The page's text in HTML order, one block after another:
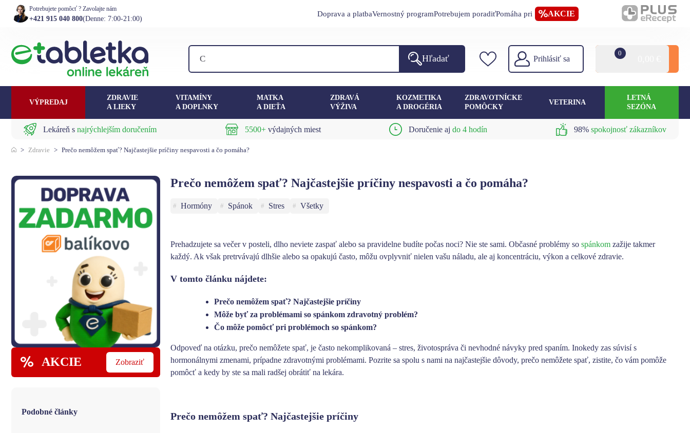
Potrebujete pomôcť ? Zavolajte nám
+421 915 040 800(Denne: 7:00-21:00)
Doprava a platbaVernostný programPotrebujem poradiťPomáha pri AKCIE
Hľadať Prihlásiť sa
0
VÝPREDAJ
ZDRAVIE
A LIEKY
VITAMÍNY
A DOPLNKY
MATKA
A DIEŤA
ZDRAVÁ
VÝŽIVA
KOZMETIKA
A DROGÉRIA
ZDRAVOTNÍCKE
POMÔCKY
VETERINA
LETNÁ
SEZÓNA
Lekáreň snajrýchlejším doručením 5500+výdajných miest Doručenie ajdo 4 hodín 98% spokojnosť zákazníkov
> Zdravie > Prečo nemôžem spať? Najčastejšie príčiny nespavosti a čo pomáha?
Prečo nemôžem spať? Najčastejšie príčiny nespavosti a čo pomáha?
Hormóny Spánok Stres Všetky
Prehadzujete sa večer v posteli, dlho neviete zaspať alebo sa pravidelne budíte počas noci? Nie ste sami. Občasné problémy so spánkom zažije takmer
každý. Ak však pretrvávajú dlhšie alebo sa opakujú často, môžu ovplyvniť nielen vašu náladu, ale aj koncentráciu, výkon a celkové zdravie.
V tomto článku nájdete:
Prečo nemôžem spať? Najčastejšie príčiny
Môže byť za problémami so spánkom zdravotný problém?
Čo môže pomôcť pri problémoch so spánkom?
Odpoveď na otázku, prečo nemôžete spať, je často nekomplikovaná – stres, životospráva či nevhodné návyky pred spaním. Inokedy zas súvisí s
hormonálnymi zmenami, prípadne zdravotnými problémami. Pozrite sa spolu s nami na najčastejšie dôvody, prečo nemôžete spať, zistite, čo vám pomôže
pomôcť a kedy by ste sa mali radšej obrátiť na lekára.
Prečo nemôžem spať? Najčastejšie príčiny
AKCIE Zobraziť
Podobné články